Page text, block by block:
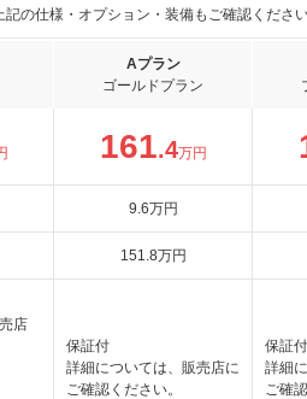
の仕様・オプション・装備もご確認ください
Aプラン
ゴールドプラン
161.4万円
9.6万円
151.8万円
店
保証付
詳細については、販売店に
ご確認ください。
保証付
詳細
ご確